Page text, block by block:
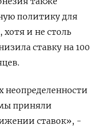
политику для
и не столь
ставку на 100
неопределенности
приняли
ставок», -